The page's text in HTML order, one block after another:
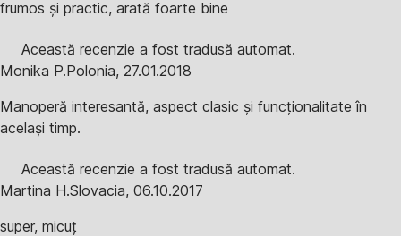
frumos și practic, arată foarte bine
Această recenzie a fost tradusă automat.
Monika P.Polonia, 27.01.2018
Manoperă interesantă, aspect clasic și funcționalitate în
același timp.
Această recenzie a fost tradusă automat.
Martina H.Slovacia, 06.10.2017
super, micuț